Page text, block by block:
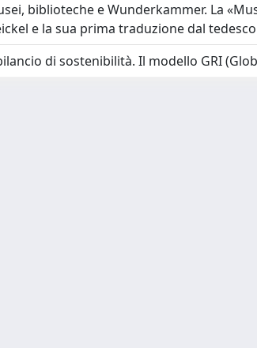
biblioteche e Wunderkammer. La
e la sua prima traduzione dal tedesco
di sostenibilità. Il modello GRI